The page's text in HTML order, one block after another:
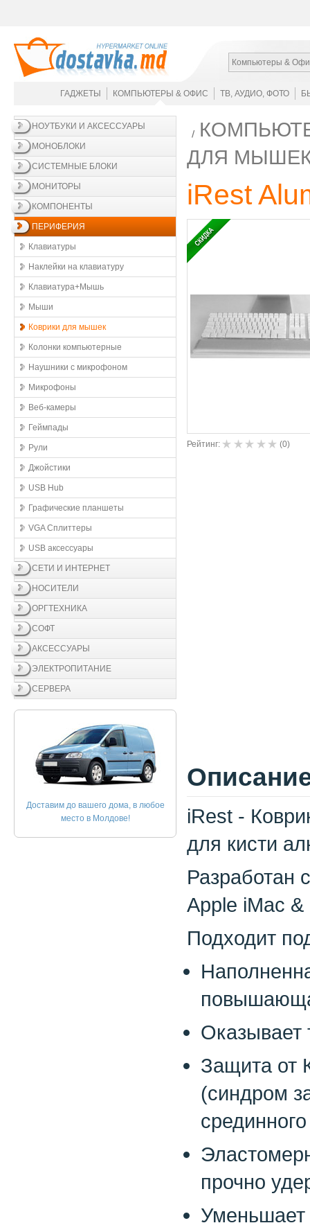
Компьютеры &
ГАДЖЕТЫ КОМПЬЮТЕРЫ & ОФИС ТВ, АУДИО, ФОТО
НОУТБУКИ И АКСЕССУАРЫ
МОНОБЛОКИ
СИСТЕМНЫЕ БЛОКИ
МОНИТОРЫ
КОМПОНЕНТЫ
ПЕРИФЕРИЯ
Клавиатуры
Наклейки на клавиатуру
Клавиатура+Мышь
Мыши
Коврики для мышек
Колонки компьютерные
Наушники с микрофоном
Микрофоны
Веб-камеры
Геймпады
Рули
Джойстики
USB Hub
Графические планшеты
VGA Сплиттеры
USB аксессуары
СЕТИ И ИНТЕРНЕТ
НОСИТЕЛИ
ОРГТЕХНИКА
СОФТ
АКСЕССУАРЫ
ЭЛЕКТРОПИТАНИЕ
СЕРВЕРА
Доставим до вашего дома, в любое
место в Молдове!
ДЛЯ
iRest
Рейтинг: (0)
iRest -
для кисти
Разработан
Apple iMac
Подходит
Оказывает
Защита от
(синдром
прочно
Уменьшает